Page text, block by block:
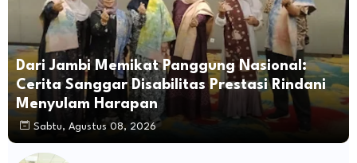
Dari Jambi Memikat Panggung Nasional:
Cerita Sanggar Disabilitas Prestasi Rindani
Menyulam Harapan
Sabtu, Agustus 08, 2026